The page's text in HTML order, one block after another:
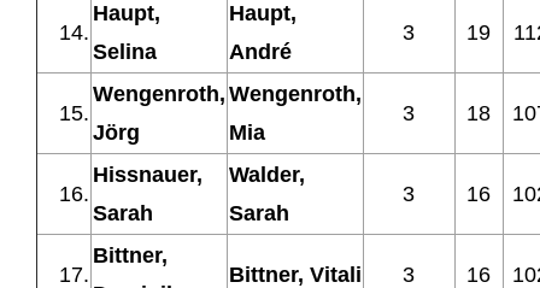
14.
Haupt,
Selina
Haupt,
André
3 19
15.
Wengenroth,
Jörg
Wengenroth,
Mia
3 18
16.
Hissnauer,
Sarah
Walder,
Sarah
3 16
17.
Bittner,
Bittner, Vitali 3 16